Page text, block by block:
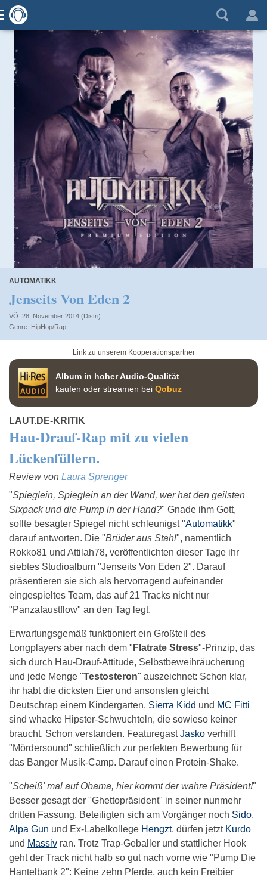
AUTOMATIKK
Jenseits Von Eden 2
VÖ: 28. November 2014 (Distri)
HipHop/Rap
Link zu unserem Kooperationspartner
Album in hoher Audio-Qualität
kaufen oder streamen bei Qobuz
LAUT.DE-KRITIK
Hau-Drauf-Rap mit zu vielen
Lückenfüllern.
Review von Laura Sprenger
"Spieglein, Spieglein an der Wand, wer hat den geilsten
Sixpack und die Pump in der Hand?" Gnade ihm Gott,
sollte besagter Spiegel nicht schleunigst "Automatikk"
darauf antworten. Die "Brüder aus Stahl", namentlich
Rokko81 und Attilah78, veröffentlichten dieser Tage ihr
siebtes Studioalbum "Jenseits Von Eden 2". Darauf
präsentieren sie sich als hervorragend aufeinander
eingespieltes Team, das auf 21 Tracks nicht nur
"Panzafaustflow" an den Tag legt.
Erwartungsgemäß funktioniert ein Großteil des
Longplayers aber nach dem " Flatrate Stress"-Prinzip, das
sich durch Hau-Drauf-Attitude, Selbstbeweihräucherung
und jede Menge "Testosteron" auszeichnet: Schon klar,
ihr habt die dicksten Eier und ansonsten gleicht
Deutschrap einem Kindergarten. Sierra Kidd und MC Fitti
sind whacke Hipster-Schwuchteln, die sowieso keiner
braucht. Schon verstanden. FeaturegastJasko verhilft
"Mördersound" schließlich zur perfekten Bewerbung für
das Banger Musik-Camp. Darauf einen Protein-Shake.
"Scheiß' mal auf Obama, hier kommt der wahre Präsident!"
Besser gesagt der "Ghettopräsident" in seiner nunmehr
dritten Fassung. Beteiligten sich am Vorgänger noch Sido,
Alpa Gun und Ex-Labelkollege Hengzt, dürfen jetzt Kurdo
und Massiv ran. Trotz Trap-Geballer und stattlicher Hook
geht der Track nicht halb so gut nach vorne wie "Pump Die
Hantelbank 2": Keine zehn Pferde, auch kein Freibier